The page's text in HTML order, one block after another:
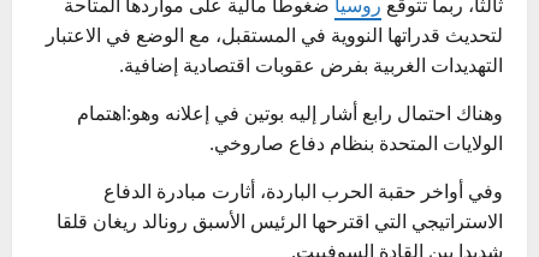
لتحديث قدراتها النووية في المستقبل، مع الوضع في الاعتبار
التهديدات الغربية بفرض عقوبات اقتصادية إضافية.
وهناك احتمال رابع أشار إليه بوتين في إعلانه وهو:اهتمام
الولايات المتحدة بنظام دفاع صاروخي.
وفي أواخر حقبة الحرب الباردة، أثارت مبادرة الدفاع
الاستراتيجي التي اقترحها الرئيس الأسبق رونالد ريغان قلقا
شديدا بين القادة السوفييت.